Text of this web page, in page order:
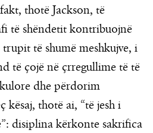
thotë Jackson, të
të shëndetit kontribuojnë
të shumë meshkujve, i
të çojë në çrregullime të të
dhe përdorim
kësaj, thotë ai, “të jesh i
disiplina kërkonte sakrifica